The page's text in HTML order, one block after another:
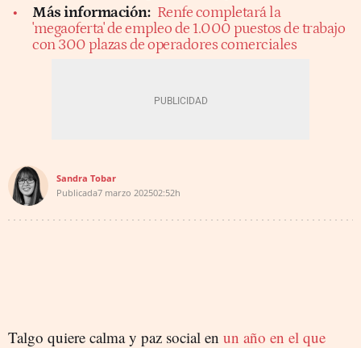
Más información: Renfe completará la
'megaoferta' de empleo de 1.000 puestos de trabajo
con 300 plazas de operadores comerciales
Sandra Tobar
Publicada7 marzo 202502:52h
Talgo quiere calma y paz social en un año en el que